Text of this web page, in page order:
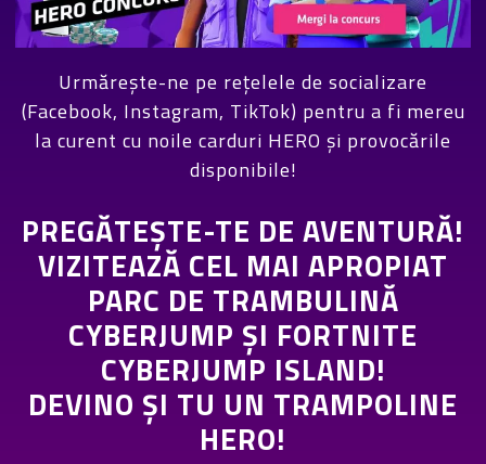
Urmărește-ne pe rețelele de socializare
(Facebook, Instagram, TikTok) pentru a fi mereu
la curent cu noile carduri HERO și provocările
disponibile!
PREGĂTEȘTE-TE DE AVENTURĂ!
VIZITEAZĂ CEL MAI APROPIAT
PARC DE TRAMBULINĂ
CYBERJUMP ȘI FORTNITE
CYBERJUMP ISLAND!
DEVINO ȘI TU UN TRAMPOLINE
HERO!